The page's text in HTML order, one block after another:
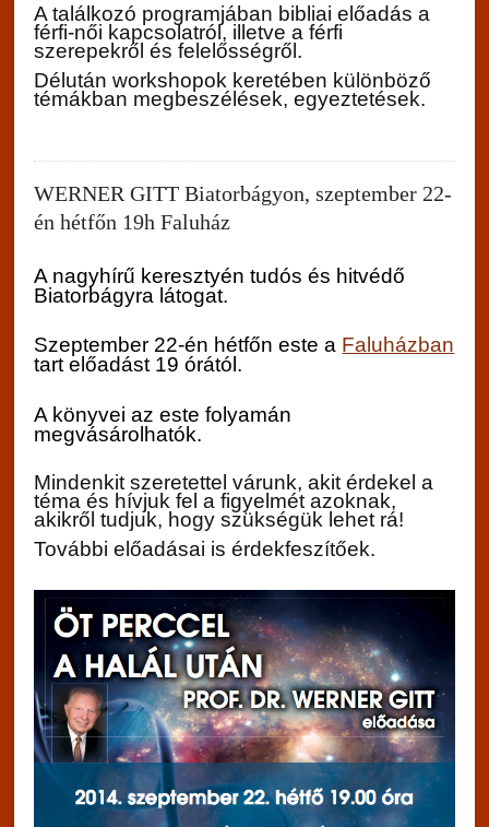
A találkozó programjában bibliai előadás a
férfi-női kapcsolatról, illetve a férfi
szerepekről és felelősségről.
Délután workshopok keretében különböző
témákban megbeszélések, egyeztetések.
WERNER GITT Biatorbágyon, szeptember 22-
én hétfőn 19h Faluház
A nagyhírű keresztyén tudós és hitvédő
Biatorbágyra látogat.
Szeptember 22-én hétfőn este a Faluházban
tart előadást 19 órától.
A könyvei az este folyamán
megvásárolhatók.
Mindenkit szeretettel várunk, akit érdekel a
téma és hívjuk fel a figyelmét azoknak,
akikről tudjuk, hogy szükségük lehet rá!
További előadásai is érdekfeszítőek.